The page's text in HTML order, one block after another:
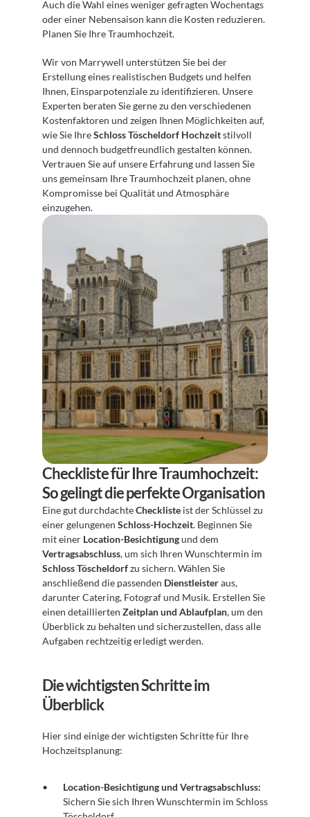
Auch die Wahl eines weniger gefragten Wochentags
oder einer Nebensaison kann die Kosten reduzieren.
Planen Sie Ihre Traumhochzeit.
Wir von Marrywell unterstützen Sie bei der
Erstellung eines realistischen Budgets und helfen
Ihnen, Einsparpotenziale zu identifizieren. Unsere
Experten beraten Sie gerne zu den verschiedenen
Kostenfaktoren und zeigen Ihnen Möglichkeiten auf,
wie Sie Ihre Schloss Töscheldorf Hochzeit stilvoll
und dennoch budgetfreundlich gestalten können.
Vertrauen Sie auf unsere Erfahrung und lassen Sie
uns gemeinsam Ihre Traumhochzeit planen, ohne
Kompromisse bei Qualität und Atmosphäre
einzugehen.
Checkliste für Ihre Traumhochzeit:
So gelingt die perfekte Organisation
Eine gut durchdachte Checkliste ist der Schlüssel zu
einer gelungenen Schloss-Hochzeit. Beginnen Sie
mit einer Location-Besichtigung
Vertragsabschluss
Schloss Töscheldorf zu sichern. Wählen Sie
anschließend die passenden Dienstleister aus,
darunter Catering, Fotograf und Musik. Erstellen Sie
einen detaillierten Zeitplan und Ablaufplan, um den
Überblick zu behalten und sicherzustellen, dass alle
Aufgaben rechtzeitig erledigt werden.
Die wichtigsten Schritte im
Überblick
Hier sind einige der wichtigsten Schritte für Ihre
Hochzeitsplanung:
Location-Besichtigung und Vertragsabschluss:
Sichern Sie sich Ihren Wunschtermin im Schloss